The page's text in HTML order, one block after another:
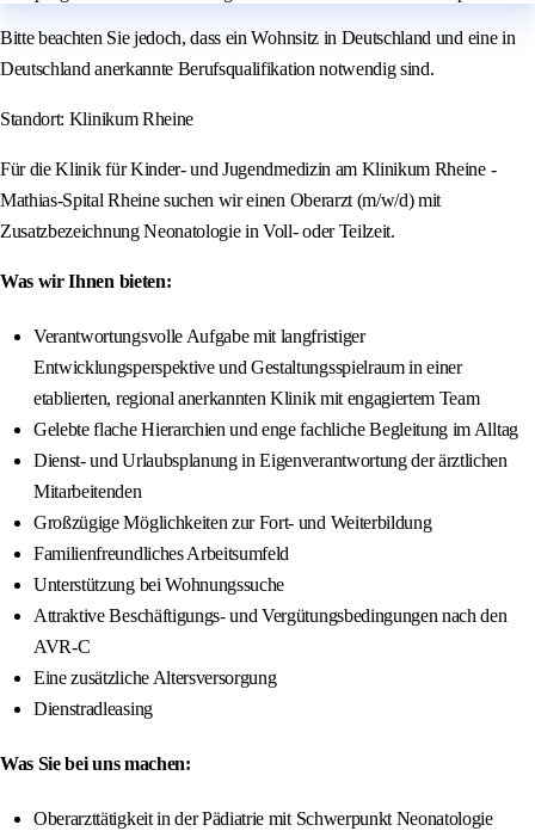
Bitte beachten Sie jedoch, dass ein Wohnsitz in Deutschland und eine in
Deutschland anerkannte Berufsqualifikation notwendig sind.
Standort: Klinikum Rheine
Für die Klinik für Kinder- und Jugendmedizin am Klinikum Rheine -
Mathias‑Spital Rheine suchen wir einen Oberarzt (m/w/d) mit
Zusatzbezeichnung Neonatologie in Voll‑ oder Teilzeit.
Was wir Ihnen bieten:
Verantwortungsvolle Aufgabe mit langfristiger
Entwicklungsperspektive und Gestaltungsspielraum in einer
etablierten, regional anerkannten Klinik mit engagiertem Team
Gelebte flache Hierarchien und enge fachliche Begleitung im Alltag
Dienst- und Urlaubsplanung in Eigenverantwortung der ärztlichen
Mitarbeitenden
Großzügige Möglichkeiten zur Fort- und Weiterbildung
Familienfreundliches Arbeitsumfeld
Unterstützung bei Wohnungssuche
Attraktive Beschäftigungs‑ und Vergütungsbedingungen nach den
AVR‑C
Eine zusätzliche Altersversorgung
Dienstradleasing
Was Sie bei uns machen:
Oberarzttätigkeit in der Pädiatrie mit Schwerpunkt Neonatologie